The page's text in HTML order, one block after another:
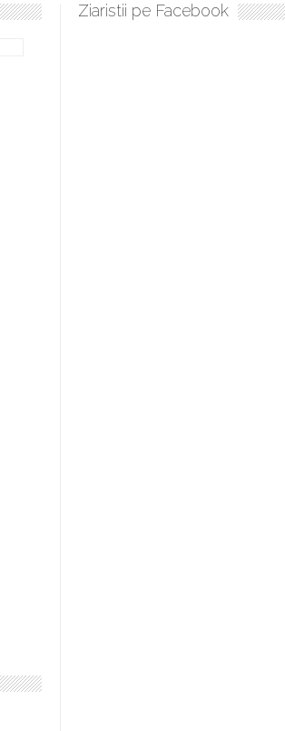
sculați, boieri mari! Sara Nukina are
Ziaristii pe Facebook